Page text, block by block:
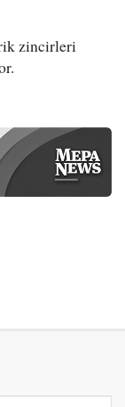
zincirleri